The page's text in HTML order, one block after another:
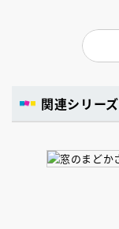
関連シリーズ